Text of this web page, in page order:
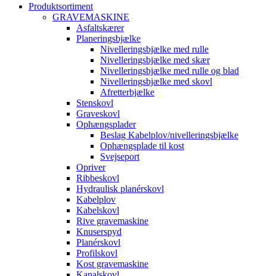
Produktsortiment
GRAVEMASKINE
Asfaltskærer
Planeringsbjælke
Nivelleringsbjælke med rulle
Nivelleringsbjælke med skær
Nivelleringsbjælke med rulle og blad
Nivelleringsbjælke med skovl
Afretterbjælke
Stenskovl
Graveskovl
Ophængsplader
Beslag Kabelplov/nivelleringsbjælke
Ophængsplade til kost
Svejseport
Opriver
Ribbeskovl
Hydraulisk planérskovl
Kabelplov
Kabelskovl
Rive gravemaskine
Knuserspyd
Planérskovl
Profilskovl
Kost gravemaskine